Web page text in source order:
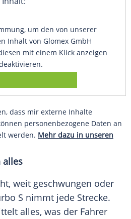
um den von unserer
Inhalt von Glomex GmbH
mit einem Klick anzeigen
dass mir externe Inhalte
personenbezogene Daten an
werden. Mehr dazu in unseren
alles
weit geschwungen oder
S nimmt jede Strecke.
alles, was der Fahrer